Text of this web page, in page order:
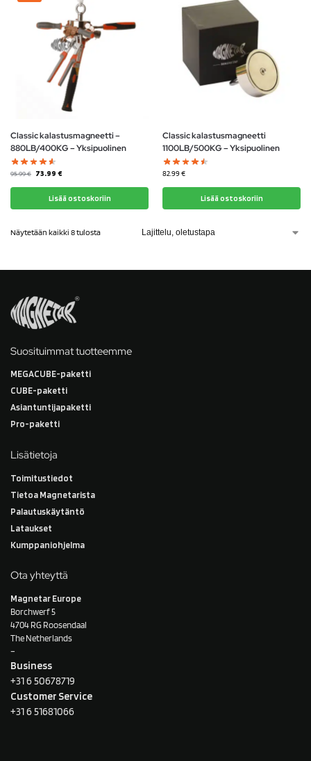
Classic kalastusmagneetti –
880LB/400KG – Yksipuolinen
95.99€ 73.99 €
Lisää ostoskoriin
Classic kalastusmagneetti
1100LB/500KG – Yksipuolinen
82.99 €
Lisää ostoskoriin
Näytetään kaikki 8 tulosta
Suosituimmat tuotteemme
MEGACUBE-paketti
CUBE-paketti
Asiantuntijapaketti
Pro-paketti
Lisätietoja
Toimitustiedot
Tietoa Magnetarista
Palautuskäytäntö
Lataukset
Kumppaniohjelma
Ota yhteyttä
Magnetar Europe
Borchwerf 5
4704 RG Roosendaal
The Netherlands
–
Business
+31 6 50678719
Customer Service
+31 6 51681066